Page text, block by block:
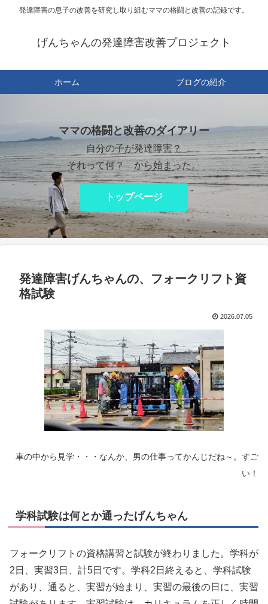
発達障害の息子の改善を研究し取り組むママの格闘と改善の記録です。
げんちゃんの発達障害改善プロジェクト
ホーム ブログの紹介
ママの格闘と改善のダイアリー
自分の子が発達障害？
それって何？ から始まった。
トップページ
発達障害げんちゃんの、フォークリフト資
格試験
2026.07.05
車の中から見学・・・なんか、男の仕事ってかんじだね～。すご
い！
学科試験は何とか通ったげんちゃん
フォークリフトの資格講習と試験が終わりました。学科が
2日、実習3日、計5日です。学科2日終えると、学科試験
があり、通ると、実習が始まり、実習の最後の日に、実習